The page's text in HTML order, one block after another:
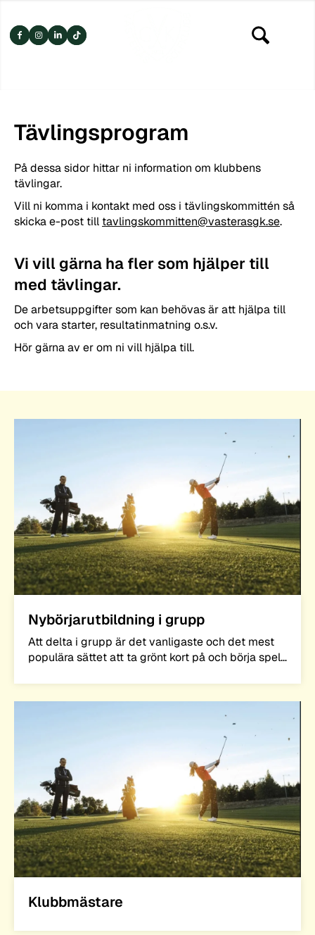
Tävlingsprogram
På dessa sidor hittar ni information om klubbens
tävlingar.
Vill ni komma i kontakt med oss i tävlingskommittén så
skicka e-post till tavlingskommitten@vasterasgk.se.
Vi vill gärna ha fler som hjälper till
med tävlingar.
De arbetsuppgifter som kan behövas är att hjälpa till
och vara starter, resultatinmatning o.s.v.
Hör gärna av er om ni vill hjälpa till.
Nybörjarutbildning i grupp
Att delta i grupp är det vanligaste och det mest
populära sättet att ta grönt kort på och börja spela
golfkompisar, perfekt för dig som kanske inte
känner någon som spelar golf.
Klubbmästare